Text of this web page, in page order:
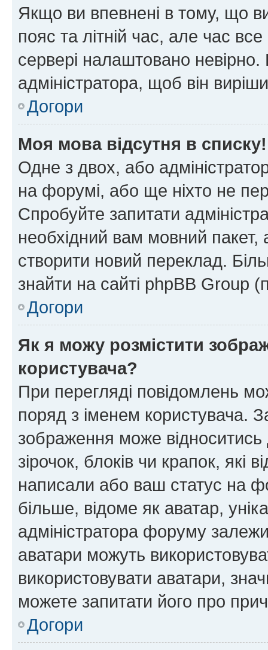
Якщо ви впевнені в тому, що
пояс та літній час, але час
сервері налаштовано
адміністратора, щоб він
Догори
Моя мова відсутня в списку!
Одне з двох, або
на форумі, або ще ніхто не
Спробуйте запитати
необхідний вам мовний
створити новий переклад.
знайти на сайті phpBB Group
Догори
Як я можу розмістити
користувача?
При перегляді повідомлень
поряд з іменем користувача.
зображення може відноситись
зірочок, блоків чи крапок, які
написали або ваш статус на
більше, відоме як аватар,
адміністратора форуму
аватари можуть
використовувати аватари,
можете запитати його про
Догори